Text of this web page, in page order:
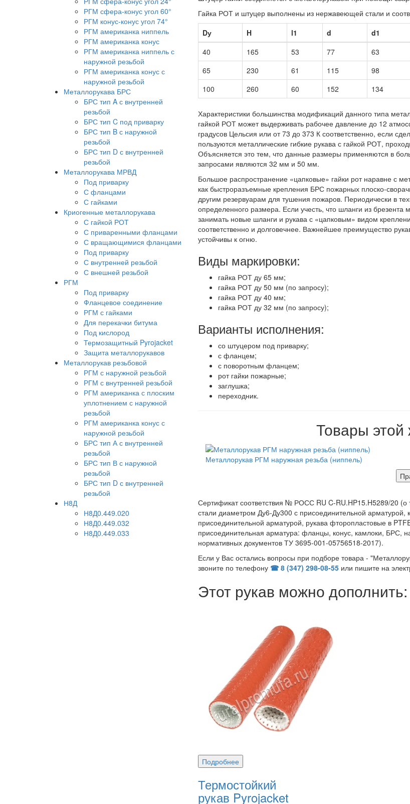
РГМ сфера-конус угол 60°
РГМ конус-конус угол 74°
РГМ американка ниппель
РГМ американка конус
РГМ американка ниппель с
наружной резьбой
РГМ американка конус с
наружной резьбой
Металлорукава БРС
БРС тип A с внутренней
резьбой
БРС тип C под приварку
БРС тип B с наружной
резьбой
БРС тип D с внутренней
резьбой
Металлорукава МРВД
Под приварку
С фланцами
С гайками
Криогенные металлорукава
С гайкой РОТ
С приваренными фланцами
С вращающимися фланцами
Под приварку
С внутренней резьбой
С внешней резьбой
РГМ
Под приварку
Фланцевое соединение
РГМ с гайками
Для перекачки битума
Под кислород
Термозащитный Pyrojacket
Защита металлорукавов
Металлорукав резьбовой
РГМ с наружной резьбой
РГМ с внутренней резьбой
РГМ американка с плоским
уплотнением с наружной
резьбой
РГМ американка конус с
наружной резьбой
БРС тип А с внутренней
резьбой
БРС тип В с наружной
резьбой
БРС тип D с внутренней
резьбой
Н8Д
Н8Д0.449.020
Н8Д0.449.032
Н8Д0.449.033
Гайка РОТ и штуцер выполнены из нержавеющей стали и
Dу
H l1 d d1
40
165 53 77 63
65
230 61 115 98
100
260 60 152 134
Характеристики большинства модификаций данного типа
гайкой РОТ может выдерживать рабочее давление до 12
градусов Цельсия или от 73 до 373 К соответственно, если
пользуются металлические гибкие рукава с гайкой РОТ,
Объясняется это тем, что данные размеры применяются в
запросами являются 32 мм и 50 мм.
Большое распространение «цапковые» гайки рот наравне с
как быстроразъемные крепления БРС пожарных плоско-
другим резервуарам для тушения пожаров. Периодически в
определенного размера. Если учесть, что шланги из
занимать новые шланги и рукава с «цапковым» видом
соответственно и долговечнее. Важнейшее преимущество
устойчивы к огню.
Виды маркировки:
гайка РОТ ду 65 мм;
гайка РОТ ду 50 мм (по запросу);
гайка РОТ ду 40 мм;
гайка РОТ ду 32 мм (по запросу);
Варианты исполнения:
со штуцером под приварку;
с фланцем;
с поворотным фланцем;
рот гайки пожарные;
заглушка;
переходник.
Товары этой
Металлорукав РГМ наружная резьба (ниппель)
Сертификат соответствия № РОСС RU C-RU.HP15.H5289/20
стали диаметром Ду6-Ду300 с присоединительной
присоединительной арматурой, рукава фторопластовые в
присоединительная арматура: фланцы, конус, камлоки, БРС,
нормативных документов ТУ 3695-001-05756518-2017).
Если у Вас остались вопросы при подборе товара -
звоните по телефону ☎ 8 (347) 298‑08‑55или пишите на
Этот рукав можно дополнить:
Подробнее
Термостойкий
рукав Pyrojacket